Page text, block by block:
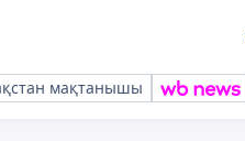
мақтанышы